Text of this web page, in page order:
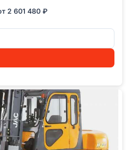
2 601 480 ₽